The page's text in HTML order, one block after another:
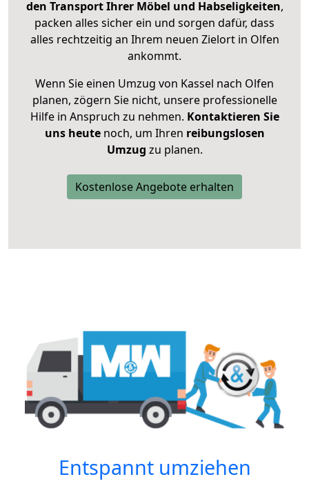
den Transport Ihrer Möbel und Habseligkeiten,
packen alles sicher ein und sorgen dafür, dass
alles rechtzeitig an Ihrem neuen Zielort in Olfen
ankommt.
Wenn Sie einen Umzug von Kassel nach Olfen
planen, zögern Sie nicht, unsere professionelle
Hilfe in Anspruch zu nehmen. Kontaktieren Sie
uns heutenoch, um Ihren reibungslosen
Umzug zu planen.
Kostenlose Angebote erhalten
Entspannt umziehen